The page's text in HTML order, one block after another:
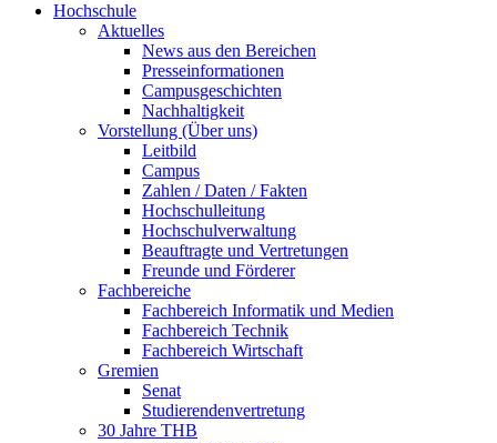
Hochschule
Aktuelles
News aus den Bereichen
Presseinformationen
Campusgeschichten
Nachhaltigkeit
Vorstellung (Über uns)
Leitbild
Campus
Zahlen / Daten / Fakten
Hochschulleitung
Hochschulverwaltung
Beauftragte und Vertretungen
Freunde und Förderer
Fachbereiche
Fachbereich Informatik und Medien
Fachbereich Technik
Fachbereich Wirtschaft
Gremien
Senat
Studierendenvertretung
30 Jahre THB